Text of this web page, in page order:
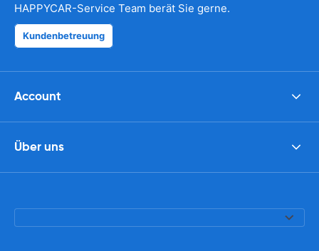
HAPPYCAR-Service Team berät Sie gerne.
Kundenbetreuung
Account
Über uns